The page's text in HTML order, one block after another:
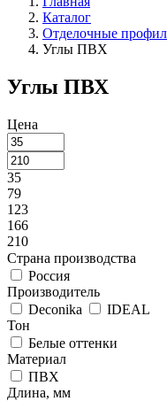
Каталог
Отделочные
Углы ПВХ
Углы ПВХ
Цена
35
79
123
166
210
Страна производства
Россия
Производитель
Deconika
IDEAL
Тон
Белые оттенки
Материал
ПВХ
Длина, мм